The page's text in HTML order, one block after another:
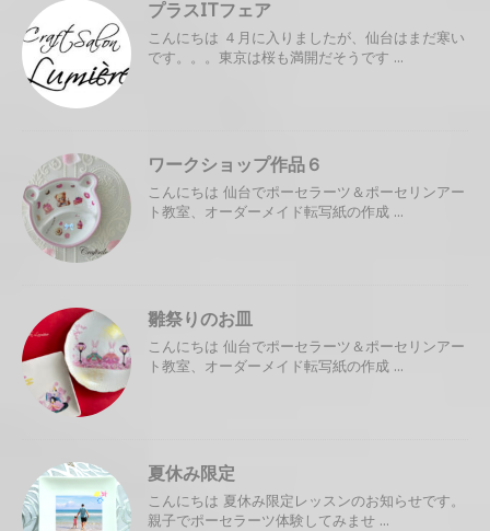
プラスITフェア
こんにちは ４月に入りましたが、仙台はまだ寒い
です。。。東京は桜も満開だそうです ...
ワークショップ作品６
こんにちは 仙台でポーセラーツ＆ポーセリンアー
ト教室、オーダーメイド転写紙の作成 ...
雛祭りのお皿
こんにちは 仙台でポーセラーツ＆ポーセリンアー
ト教室、オーダーメイド転写紙の作成 ...
夏休み限定
こんにちは 夏休み限定レッスンのお知らせです。
親子でポーセラーツ体験してみませ ...